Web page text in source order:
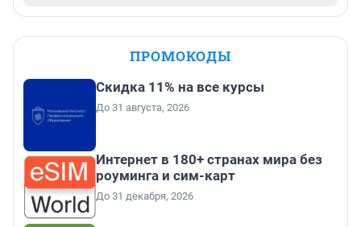
ПРОМОКОДЫ
Скидка 11% на все курсы
До 31 августа, 2026
Интернет в 180+ странах мира без
роуминга и сим-карт
До 31 декабря, 2026